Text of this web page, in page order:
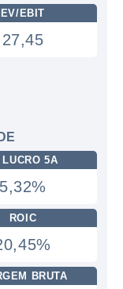
EV/EBIT
27,45
LUCRO 5A
5,32%
ROIC
BRUTA